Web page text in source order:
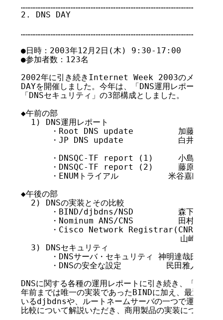
……………………………………………………………………………………………
2. DNS DAY
……………………………………………………………………………………………
●日時：2003年12月2日(木) 9:30-17:00
●参加者数：123名
2002年に引き続きInternet Week 2003のメインプロ
DAYを開催しました。今年は、「DNS運用レポート」「
「DNSセキュリティ」の3部構成としました。
◆午前の部
  1) DNS運用レポート
・Root DNS update         加藤朗氏
・JP DNS update           白井出氏（(
・DNSQC-TF report (1)     小島育夫（
・DNSQC-TF report (2)     藤原和典氏
・ENUMトライアル          米谷嘉朗氏（
◆午後の部
  2) DNSの実装とその比較
・BIND/djbdns/NSD         森下泰宏氏
・Nominum ANS/CNS         田村俊明氏（
      ・Cisco Network Registrar(CNR)
山崎年正氏（
  3) DNSセキュリティ
・DNSサーバ・セキュリティ 神明達哉氏（(株
・DNSの安全な設定         民田雅人氏（
DNSに関する各種の運用レポートに引き続き、「DNSの
年前までは唯一の実装であったBINDに加え、最近利用
いるdjbdnsや、ルートネームサーバの一つで運用が行
比較について解説いただき、商用製品の実装について